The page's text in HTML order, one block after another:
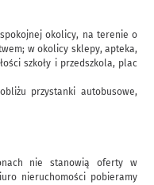
okolicy, na terenie o
w okolicy sklepy, apteka,
szkoły i przedszkola, plac
przystanki autobusowe,
nie stanowią oferty w
nieruchomości pobieramy